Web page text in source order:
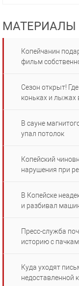
МАТЕРИАЛЫ
Копейчанин
фильм
Сезон открыт!
коньках и лыжах
В сауне
упал потолок
Копейский
нарушения при
В Копейске
и разбивал
Пресс-служба
историю с
Куда уходят
недоставленной